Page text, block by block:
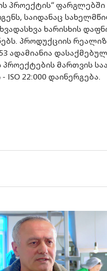
პროექტის“
საიდანაც
ხარისხის
პროდუქციის
მართვის
22:000 დაინერგება.